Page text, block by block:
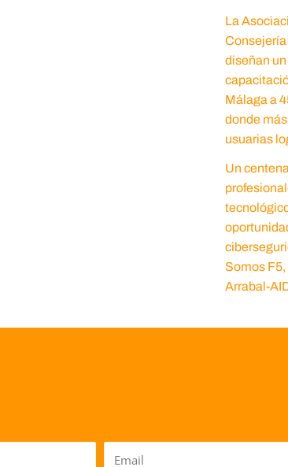
La
diseñan
Málaga a
donde
usuarias
Un
Somos
Arrabal-